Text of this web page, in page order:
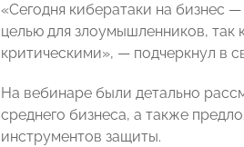
«Сегодня кибератаки на бизнес
целью для злоумышленников, так
критическими», — подчеркнул в
На вебинаре были детально
среднего бизнеса, а также
инструментов защиты.